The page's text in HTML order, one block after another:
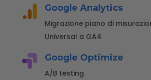
Google Analytics
Migrazione piano di
Universal a GA4
Google Optimize
A/B testing